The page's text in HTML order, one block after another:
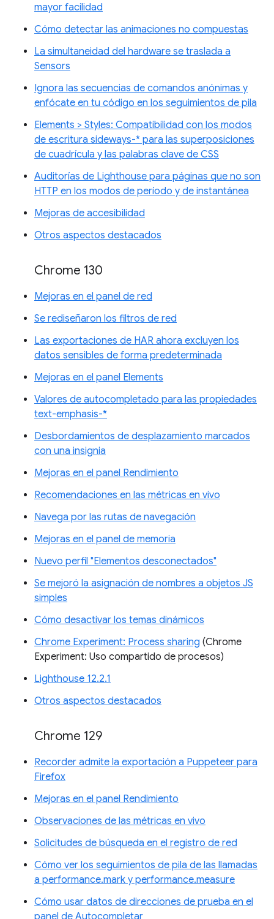
mayor facilidad
Cómo detectar las animaciones no compuestas
La simultaneidad del hardware se traslada a
Sensors
Ignora las secuencias de comandos anónimas y
enfócate en tu código en los seguimientos de pila
Elements > Styles: Compatibilidad con los modos
de escritura sideways-* para las superposiciones
de cuadrícula y las palabras clave de CSS
Auditorías de Lighthouse para páginas que no son
HTTP en los modos de período y de instantánea
Mejoras de accesibilidad
Otros aspectos destacados
Chrome 130
Mejoras en el panel de red
Se rediseñaron los filtros de red
Las exportaciones de HAR ahora excluyen los
datos sensibles de forma predeterminada
Mejoras en el panel Elements
Valores de autocompletado para las propiedades
text-emphasis-*
Desbordamientos de desplazamiento marcados
con una insignia
Mejoras en el panel Rendimiento
Recomendaciones en las métricas en vivo
Navega por las rutas de navegación
Mejoras en el panel de memoria
Nuevo perfil "Elementos desconectados"
Se mejoró la asignación de nombres a objetos JS
simples
Cómo desactivar los temas dinámicos
Chrome Experiment: Process sharing (Chrome
Experiment: Uso compartido de procesos)
Lighthouse 12.2.1
Otros aspectos destacados
Chrome 129
Recorder admite la exportación a Puppeteer para
Firefox
Mejoras en el panel Rendimiento
Observaciones de las métricas en vivo
Solicitudes de búsqueda en el registro de red
Cómo ver los seguimientos de pila de las llamadas
a performance.mark y performance.measure
Cómo usar datos de direcciones de prueba en el
panel de Autocompletar